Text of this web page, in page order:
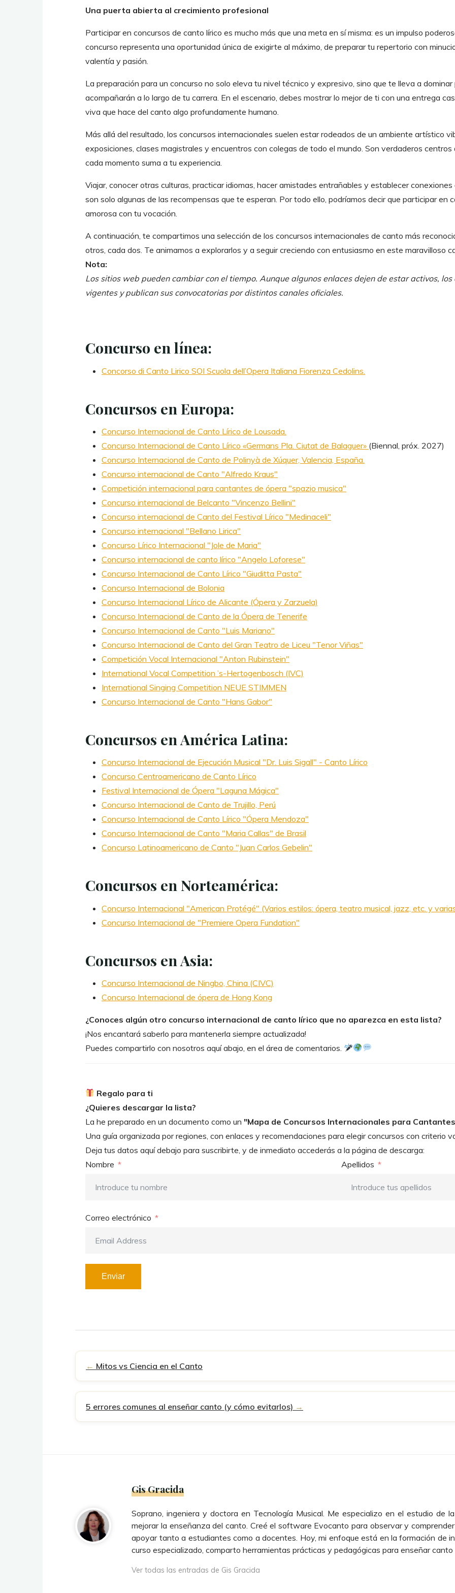
Una puerta abierta al crecimiento profesional
Participar en concursos de canto lírico es mucho más que una meta en sí misma: es un impulso
concurso representa una oportunidad única de exigirte al máximo, de preparar tu repertorio con
valentía y pasión.
La preparación para un concurso no solo eleva tu nivel técnico y expresivo, sino que te lleva a
acompañarán a lo largo de tu carrera. En el escenario, debes mostrar lo mejor de ti con una entrega
viva que hace del canto algo profundamente humano.
Más allá del resultado, los concursos internacionales suelen estar rodeados de un ambiente artístico
exposiciones, clases magistrales y encuentros con colegas de todo el mundo. Son verdaderos
cada momento suma a tu experiencia.
Viajar, conocer otras culturas, practicar idiomas, hacer amistades entrañables y establecer
son solo algunas de las recompensas que te esperan. Por todo ello, podríamos decir que participar en
amorosa con tu vocación.
A continuación, te compartimos una selección de los concursos internacionales de canto más
otros, cada dos. Te animamos a explorarlos y a seguir creciendo con entusiasmo en este maravilloso
Nota:
Los sitios web pueden cambiar con el tiempo. Aunque algunos enlaces dejen de estar activos,
vigentes y publican sus convocatorias por distintos canales oficiales.
Concurso en línea:
Concorso di Canto Lirico SOI Scuola dell’Opera Italiana Fiorenza Cedolins.
Concursos en Europa:
Concurso Internacional de Canto Lírico de Lousada.
Concurso Internacional de Canto Lírico «Germans Pla. Ciutat de Balaguer» (Biennal, próx. 2027)
Concurso Internacional de Canto de Polinyà de Xúquer, Valencia, España.
Concurso internacional de Canto "Alfredo Kraus"
Competición internacional para cantantes de ópera "spazio musica"
Concurso internacional de Belcanto "Vincenzo Bellini"
Concurso internacional de Canto del Festival Lírico "Medinaceli"
Concurso internacional "Bellano Lirica"
Concurso Lírico Internacional "Jole de Maria"
Concurso internacional de canto lírico "Angelo Loforese"
Concurso Internacional de Canto Lírico "Giuditta Pasta"
Concurso Internacional de Bolonia
Concurso Internacional Lírico de Alicante (Ópera y Zarzuela)
Concurso Internacional de Canto de la Ópera de Tenerife
Concurso Internacional de Canto "Luis Mariano"
Concurso Internacional de Canto del Gran Teatro de Liceu "Tenor Viñas"
Competición Vocal Internacional "Anton Rubinstein"
International Vocal Competition ’s-Hertogenbosch (IVC)
International Singing Competition NEUE STIMMEN
Concurso Internacional de Canto "Hans Gabor"
Concursos en América Latina:
Concurso Internacional de Ejecución Musical "Dr. Luis Sigall" - Canto Lírico
Concurso Centroamericano de Canto Lírico
Festival Internacional de Ópera "Laguna Mágica"
Concurso Internacional de Canto de Trujillo, Perú
Concurso Internacional de Canto Lírico "Ópera Mendoza"
Concurso Internacional de Canto "Maria Callas" de Brasil
Concurso Latinoamericano de Canto "Juan Carlos Gebelin"
Concursos en Norteamérica:
Concurso Internacional "American Protégé" (Varios estilos: ópera, teatro musical, jazz, etc. y
Concurso Internacional de "Premiere Opera Fundation"
Concursos en Asia:
Concurso Internacional de Ningbo, China (CIVC)
Concurso Internacional de ópera de Hong Kong
¿Conoces algún otro concurso internacional de canto lírico que no aparezca en esta lista?
¡Nos encantará saberlo para mantenerla siempre actualizada!
Puedes compartirlo con nosotros aquí abajo, en el área de comentarios.
Regalo para ti
¿Quieres descargar la lista?
La he preparado en un documento como un "Mapa de Concursos Internacionales para
Una guía organizada por regiones, con enlaces y recomendaciones para elegir concursos con criterio
Deja tus datos aquí debajo para suscribirte, y de inmediato accederás a la página de descarga:
Nombre
Apellidos
Correo electrónico
Enviar
Mitos vs Ciencia en el Canto
5 errores comunes al enseñar canto (y cómo evitarlos)
Gis Gracida
Soprano, ingeniera y doctora en Tecnología Musical. Me especializo en el estudio de
mejorar la enseñanza del canto. Creé el software Evocanto para observar y
apoyar tanto a estudiantes como a docentes. Hoy, mi enfoque está en la formación de
curso especializado, comparto herramientas prácticas y pedagógicas para enseñar canto
Ver todas las entradas de Gis Gracida